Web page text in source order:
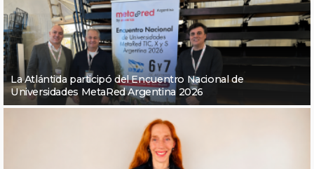
La Atlántida participó del Encuentro Nacional de
Universidades MetaRed Argentina 2026